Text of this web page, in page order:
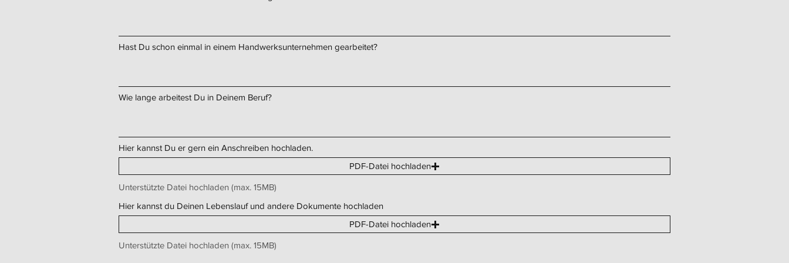
Hast Du schon einmal in einem Handwerksunternehmen gearbeitet?
Wie lange arbeitest Du in Deinem Beruf?
Hier kannst Du er gern ein Anschreiben hochladen.
PDF-Datei hochladen
Unterstützte Datei hochladen (max. 15MB)
Hier kannst du Deinen Lebenslauf und andere Dokumente hochladen
PDF-Datei hochladen
Unterstützte Datei hochladen (max. 15MB)